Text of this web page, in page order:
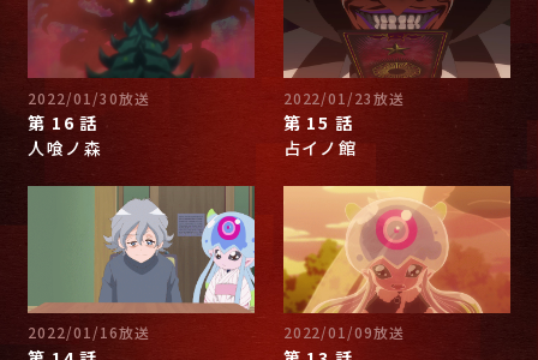
2022/01/30放送
第 16 話
人喰ノ森
2022/01/23放送
第 15 話
占イノ館
2022/01/16放送 2022/01/09放送